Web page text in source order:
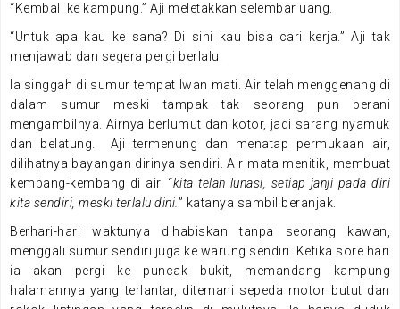
“Kembali ke kampung.” Aji meletakkan selembar uang.
“Untuk apa kau ke sana? Di sini kau bisa cari kerja.” Aji tak
menjawab dan segera pergi berlalu.
Ia singgah di sumur tempat Iwan mati. Air telah menggenang di
dalam sumur meski tampak tak seorang pun berani
mengambilnya. Airnya berlumut dan kotor, jadi sarang nyamuk
dan belatung. Aji termenung dan menatap permukaan air,
dilihatnya bayangan dirinya sendiri. Air mata menitik, membuat
kembang-kembang di air. “kita telah lunasi, setiap janji pada diri
kita sendiri, meski terlalu dini. ” katanya sambil beranjak.
Berhari-hari waktunya dihabiskan tanpa seorang kawan,
menggali sumur sendiri juga ke warung sendiri. Ketika sore hari
ia akan pergi ke puncak bukit, memandang kampung
halamannya yang terlantar, ditemani sepeda motor butut dan